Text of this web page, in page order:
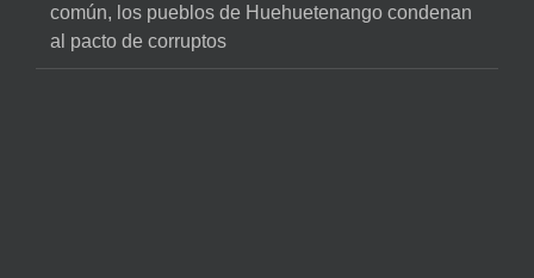
común, los pueblos de Huehuetenango condenan
al pacto de corruptos